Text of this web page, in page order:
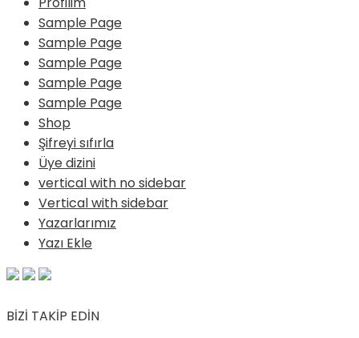
Sample Page
Sample Page
Sample Page
Sample Page
Sample Page
Shop
Şifreyi sıfırla
Üye dizini
vertical with no sidebar
Vertical with sidebar
Yazarlarımız
Yazı Ekle
BİZİ TAKİP EDİN